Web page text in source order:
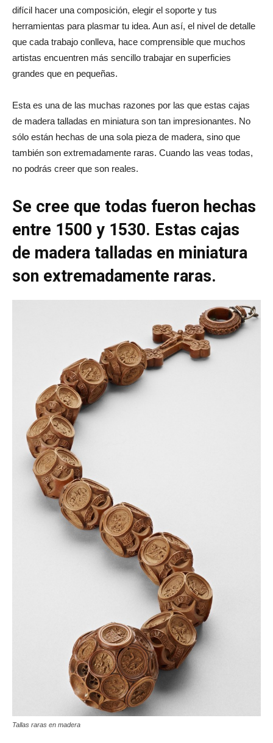
difícil hacer una composición, elegir el soporte y tus
herramientas para plasmar tu idea. Aun así, el nivel de detalle
que cada trabajo conlleva, hace comprensible que muchos
artistas encuentren más sencillo trabajar en superficies
grandes que en pequeñas.
Esta es una de las muchas razones por las que estas cajas
de madera talladas en miniatura son tan impresionantes. No
sólo están hechas de una sola pieza de madera, sino que
también son extremadamente raras. Cuando las veas todas,
no podrás creer que son reales.
Se cree que todas fueron hechas
entre 1500 y 1530. Estas cajas
de madera talladas en miniatura
son extremadamente raras.
Tallas raras en madera